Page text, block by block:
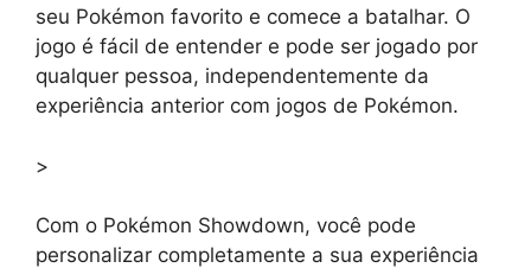
seu Pokémon favorito e comece a batalhar. O
jogo é fácil de entender e pode ser jogado por
qualquer pessoa, independentemente da
experiência anterior com jogos de Pokémon.
>
Com o Pokémon Showdown, você pode
personalizar completamente a sua experiência